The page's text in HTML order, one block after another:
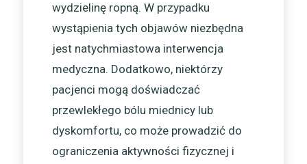
wydzielinę ropną. W przypadku
wystąpienia tych objawów niezbędna
jest natychmiastowa interwencja
medyczna. Dodatkowo, niektórzy
pacjenci mogą doświadczać
przewlekłego bólu miednicy lub
dyskomfortu, co może prowadzić do
ograniczenia aktywności fizycznej i